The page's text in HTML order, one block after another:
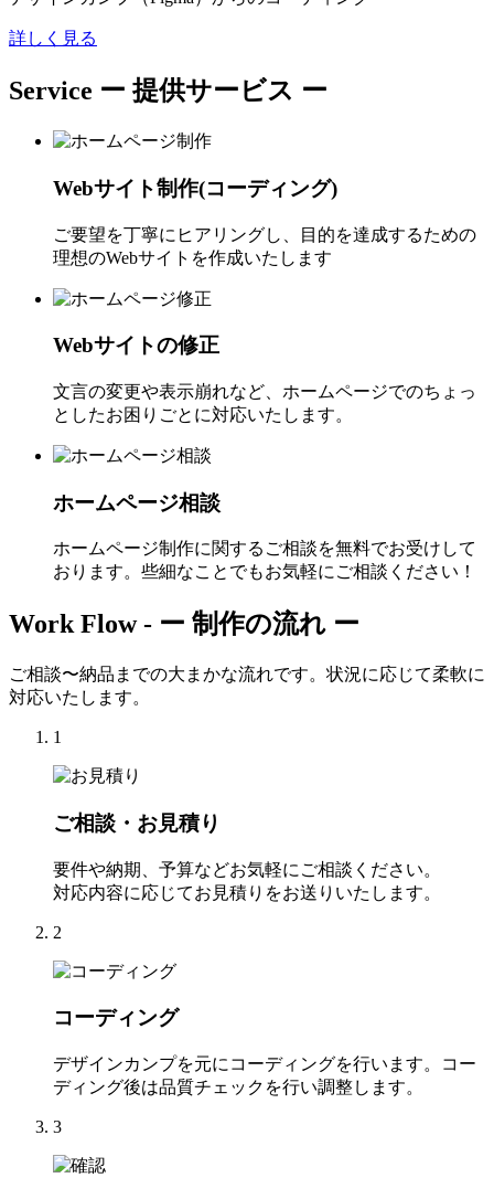
詳しく見る
Service ー 提供サービス ー
Webサイト制作(コーディング)
ご要望を丁寧にヒアリングし、目的を達成するための
理想のWebサイトを作成いたします
Webサイトの修正
文言の変更や表示崩れなど、ホームページでのちょっ
としたお困りごとに対応いたします。
ホームページ相談
ホームページ制作に関するご相談を無料でお受けして
おります。些細なことでもお気軽にご相談ください！
Work Flow - ー 制作の流れ ー
ご相談〜納品までの大まかな流れです。状況に応じて柔軟に
対応いたします。
1
ご相談・お見積り
要件や納期、予算などお気軽にご相談ください。
対応内容に応じてお見積りをお送りいたします。
2
コーディング
デザインカンプを元にコーディングを行います。コー
ディング後は品質チェックを行い調整します。
3